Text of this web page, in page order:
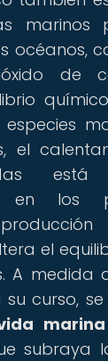
marinos
océanos,
de
el
está
en los
el
A medida
curso,
marina
subraya